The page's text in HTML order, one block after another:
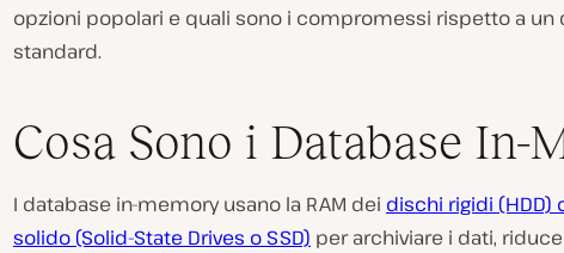
opzioni popolari e quali sono i compromessi rispetto a un
standard.
Cosa Sono i Database In-
I database in-memory usano la RAM dei dischi rigidi (HDD)
solido (Solid-State Drives o SSD) per archiviare i dati,